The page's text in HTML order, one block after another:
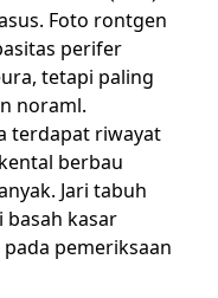
Foto rontgen
perifer
tetapi paling
noraml.
terdapat riwayat
berbau
Jari tabuh
basah kasar
pemeriksaan